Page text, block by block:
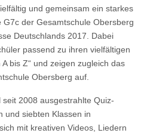
und gemeinsam ein starkes
G7c der Gesamtschule Obersberg
Deutschlands 2017. Dabei
passend zu ihren vielfältigen
bis Z“ und zeigen zugleich das
Obersberg auf.
2008 ausgestrahlte Quiz-
und siebten Klassen in
mit kreativen Videos, Liedern